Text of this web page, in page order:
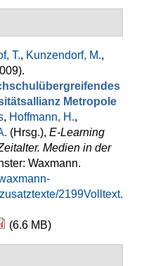
T., Kunzendorf, M.,
Metropole
, Hoffmann, H.,
(Hrsg.), E-Learning
Medien in der
Waxmann.
2199Volltext.
(6.6 MB)